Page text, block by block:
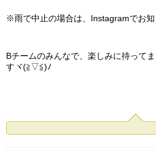
※雨で中止の場合は、Instagramでお知
Bチームのみんなで、楽しみに待って
すヾ(≧▽≦)ﾉ